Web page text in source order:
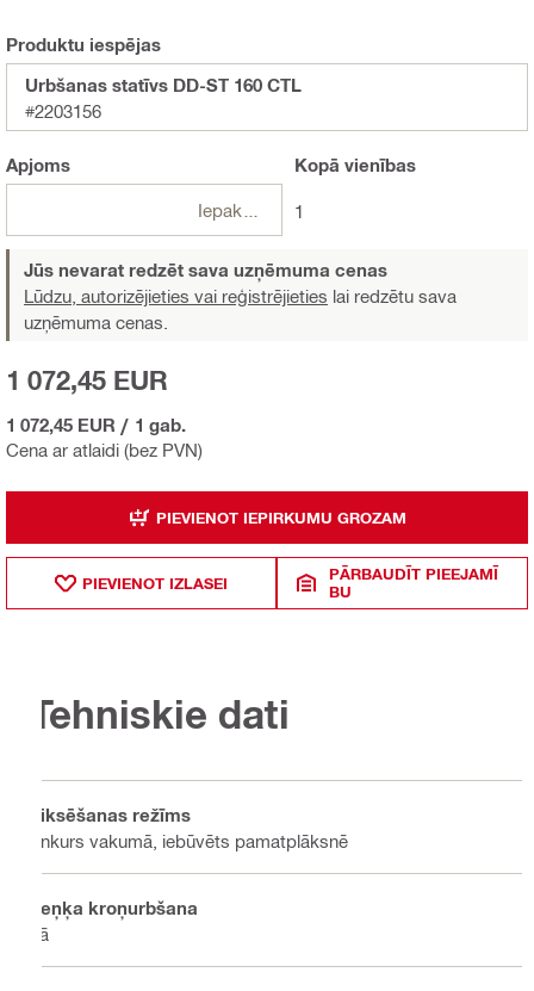
Produktu iespējas
Urbšanas statīvs DD-ST 160 CTL
#2203156
Apjoms Kopā vienības
1
Jūs nevarat redzēt sava uzņēmuma cenas
Lūdzu, autorizējieties vai reģistrējieties lai redzētu sava
uzņēmuma cenas.
Cena ar atlaidi (bez PVN)
1 072,45 EUR
1 072,45 EUR / 1 gab.
PIEVIENOT IEPIRKUMU GROZAM
PIEVIENOT IZLASEI
PĀRBAUDĪT PIEEJAMĪ
BU
Tehniskie dati
Fiksēšanas režīms
Enkurs vakumā, iebūvēts pamatplāksnē
Leņķa kroņurbšana
Jā